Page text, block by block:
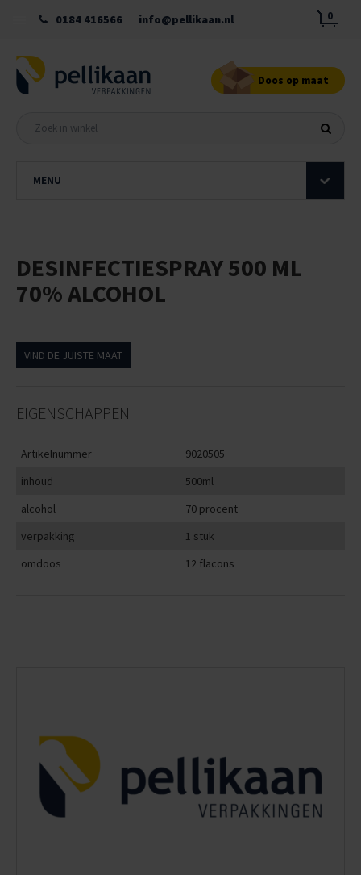
0184 416566 info@pellikaan.nl 0
Doos op maat
MENU
DESINFECTIESPRAY 500 ML
70% ALCOHOL
VIND DE JUISTE MAAT
EIGENSCHAPPEN
Artikelnummer
9020505
inhoud
500ml
alcohol
70 procent
verpakking
1 stuk
omdoos
12 flacons